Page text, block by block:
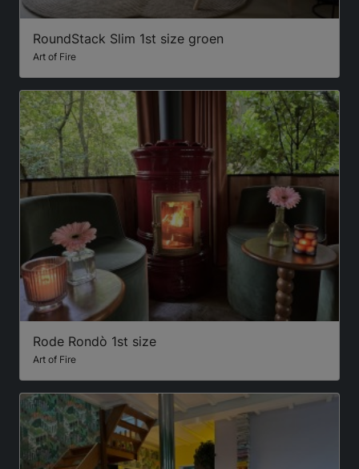
RoundStack Slim 1st size groen
Art of Fire
Rode Rondò 1st size
Art of Fire